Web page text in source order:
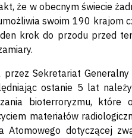
że w obecnym świecie
swoim 190 krajom
krok do przodu przed
Sekretariat
ostanie 5 lat
bioterroryzmu,
materiałów
Atomowego dotyczącej